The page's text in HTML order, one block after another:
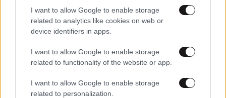
I want to allow Google to enable storage
related to analytics like cookies on web or
device identifiers in apps.
I want to allow Google to enable storage
related to functionality of the website or app.
I want to allow Google to enable storage
related to personalization.